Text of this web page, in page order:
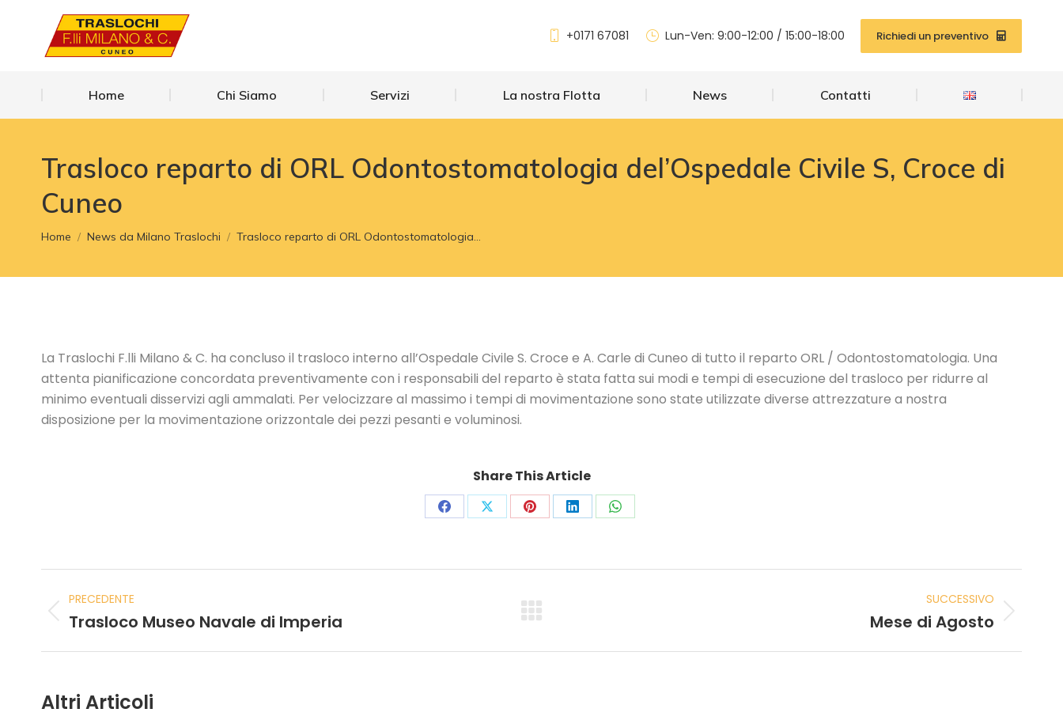
+0171 67081 Lun-Ven: 9:00-12:00 / 15:00-18:00 Richiedi un preventivo
Home Chi Siamo Servizi La nostra Flotta News Contatti
Trasloco reparto di ORL Odontostomatologia del’Ospedale Civile S, Croce di
Cuneo
Tu sei qui:
Home News da Milano Traslochi Trasloco reparto di ORL Odontostomatologia…
La Traslochi F.lli Milano & C. ha concluso il trasloco interno all’Ospedale Civile S. Croce e A. Carle di Cuneo di tutto il reparto ORL / Odontostomatologia. Una
attenta pianificazione concordata preventivamente con i responsabili del reparto è stata fatta sui modi e tempi di esecuzione del trasloco per ridurre al
minimo eventuali disservizi agli ammalati. Per velocizzare al massimo i tempi di movimentazione sono state utilizzate diverse attrezzature a nostra
disposizione per la movimentazione orizzontale dei pezzi pesanti e voluminosi.
Share This Article
PRECEDENTE
Trasloco Museo Navale di Imperia
SUCCESSIVO
Mese di Agosto
Altri Articoli
Home Contatti